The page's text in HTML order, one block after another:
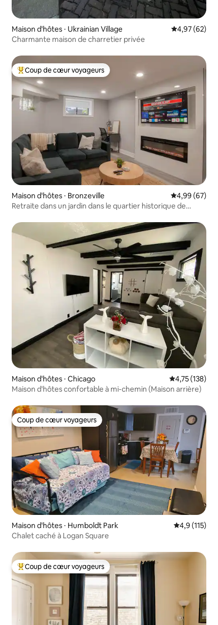
Maison d'hôtes ⋅ Ukrainian Village Évaluation
4,97 (62)
Charmante maison de charretier privée
Coups de cœur voyageurs les plus appréciés
Coup de cœur voyageurs
Maison d'hôtes ⋅ Bronzeville Évaluation
4,99 (67)
Retraite dans un jardin dans le quartier historique de
Maison d'hôtes ⋅ Chicago Évaluation
4,75 (138)
Maison d'hôtes confortable à mi-chemin (Maison arrière)
Coup de cœur voyageurs
Coup de cœur voyageurs
Maison d'hôtes ⋅ Humboldt Park Évaluation
4,9 (115)
Chalet caché à Logan Square
Coups de cœur voyageurs les plus appréciés
Coup de cœur voyageurs